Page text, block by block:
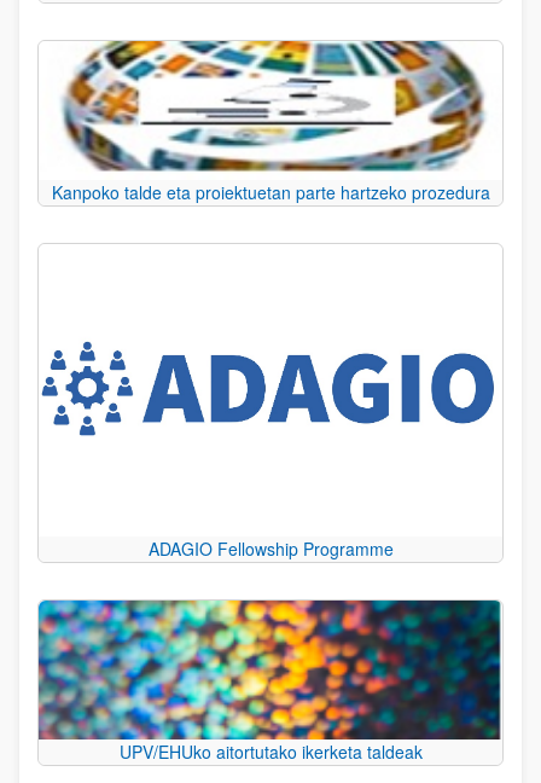
Kanpoko talde eta proiektuetan parte hartzeko prozedura
ADAGIO Fellowship Programme
UPV/EHUko aitortutako ikerketa taldeak